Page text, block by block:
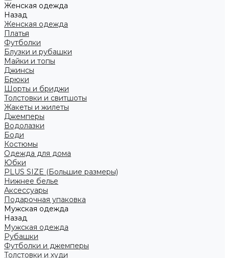
Женская одежда
Назад
Женская одежда
Платья
Футболки
Блузки и рубашки
Майки и топы
Джинсы
Брюки
Шорты и бриджи
Толстовки и свитшоты
Жакеты и жилеты
Джемперы
Водолазки
Боди
Костюмы
Одежда для дома
Юбки
PLUS SIZE (Большие размеры)
Нижнее белье
Аксессуары
Подарочная упаковка
Мужская одежда
Назад
Мужская одежда
Рубашки
Футболки и джемперы
Толстовки и худи